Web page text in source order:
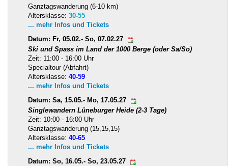
Ganztagswanderung (6-10 km)
Altersklasse: 30-55
... mehr Infos und Tickets
Datum: Fr, 05.02.- So, 07.02.27
Ski und Spass im Land der 1000 Berge (oder Sa/So)
Zeit: 11:00 - 16:00 Uhr
Specialtour (Abfahrt)
Altersklasse: 40-59
... mehr Infos und Tickets
Datum: Sa, 15.05.- Mo, 17.05.27
Singlewandern Lüneburger Heide (2-3 Tage)
Zeit: 10:00 - 16:00 Uhr
Ganztagswanderung (15,15,15)
Altersklasse: 40-65
... mehr Infos und Tickets
Datum: So, 16.05.- So, 23.05.27